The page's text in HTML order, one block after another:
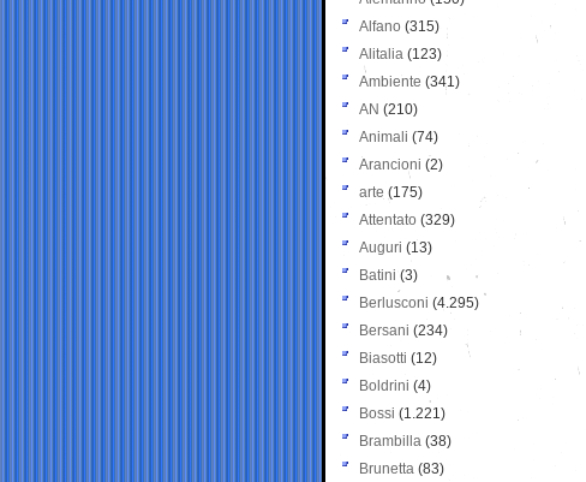
Alfano (315)
Alitalia (123)
Ambiente (341)
AN (210)
Animali (74)
Arancioni (2)
arte (175)
Attentato (329)
Auguri (13)
Batini (3)
Berlusconi (4.295)
Bersani (234)
Biasotti (12)
Boldrini (4)
Bossi (1.221)
Brambilla (38)
Brunetta (83)